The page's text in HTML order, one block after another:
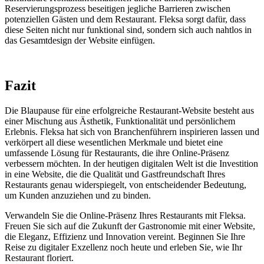
Reservierungsprozess beseitigen jegliche Barrieren zwischen
potenziellen Gästen und dem Restaurant. Fleksa sorgt dafür, dass
diese Seiten nicht nur funktional sind, sondern sich auch nahtlos in
das Gesamtdesign der Website einfügen.
Fazit
Die Blaupause für eine erfolgreiche Restaurant-Website besteht aus
einer Mischung aus Ästhetik, Funktionalität und persönlichem
Erlebnis. Fleksa hat sich von Branchenführern inspirieren lassen und
verkörpert all diese wesentlichen Merkmale und bietet eine
umfassende Lösung für Restaurants, die ihre Online-Präsenz
verbessern möchten. In der heutigen digitalen Welt ist die Investition
in eine Website, die die Qualität und Gastfreundschaft Ihres
Restaurants genau widerspiegelt, von entscheidender Bedeutung,
um Kunden anzuziehen und zu binden.
Verwandeln Sie die Online-Präsenz Ihres Restaurants mit Fleksa.
Freuen Sie sich auf die Zukunft der Gastronomie mit einer Website,
die Eleganz, Effizienz und Innovation vereint. Beginnen Sie Ihre
Reise zu digitaler Exzellenz noch heute und erleben Sie, wie Ihr
Restaurant floriert.